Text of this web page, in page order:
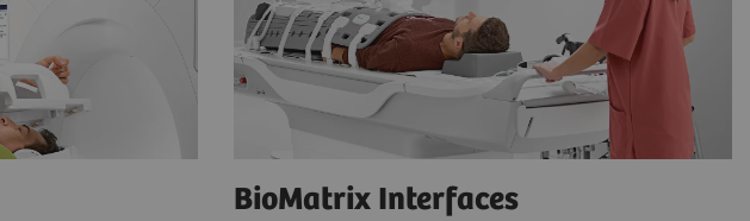
BioMatrix Interfaces